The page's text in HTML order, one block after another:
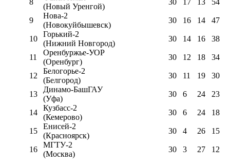
8
(Новый Уренгой)
30 17 13 54
9
Нова-2
(Новокуйбышевск)
30 16 14 47
10
Горький-2
(Нижний Новгород)
30 14 16 38
11
Оренбуржье-УОР
(Оренбург)
30 12 18 34
12
Белогорье-2
(Белгород)
30 11 19 30
13
Динамо-БашГАУ
(Уфа)
30 6 24 23
14
Кузбасс-2
(Кемерово)
30 6 24 18
15
Енисей-2
(Красноярск)
30 4 26 15
16
МГТУ-2
(Москва)
30 3 27 12